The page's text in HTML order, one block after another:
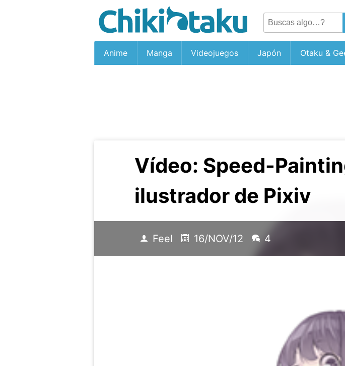
Anime Manga Videojuegos Japón Otaku &
Vídeo: Speed-
ilustrador de Pixiv
Feel 16/NOV/12 4